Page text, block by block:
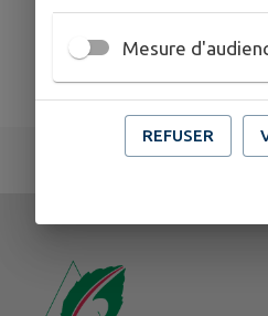
Mesure
REFUSER